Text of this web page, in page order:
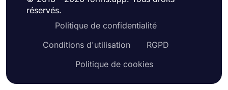
réservés.
Politique de confidentialité
Conditions d'utilisation
RGPD
Politique de cookies